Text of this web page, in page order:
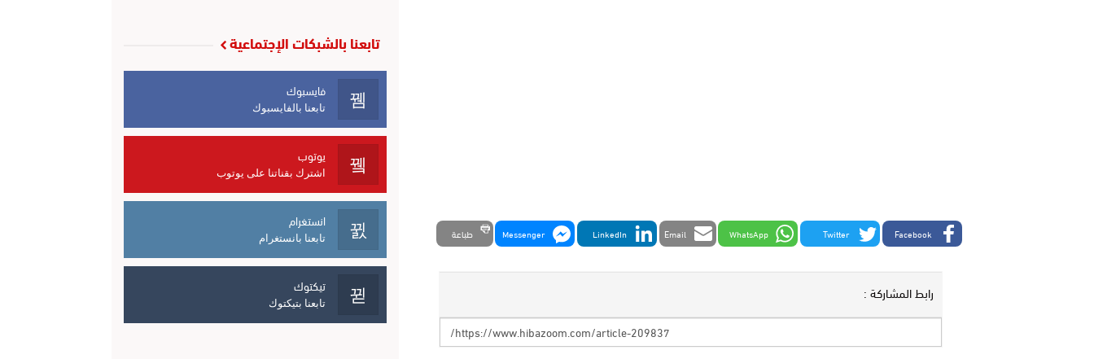
Facebook
Twitter
WhatsApp
Email
LinkedIn
Messenger طباعة
رابط المشاركة :
تابعنا بالشبكات الإجتماعية
فايسبوك
تابعنا بالفايسبوك
يوتوب
اشترك بقناتنا على يوتوب
انستغرام
تابعنا بانستغرام
تيكتوك
تابعنا بتيكتوك